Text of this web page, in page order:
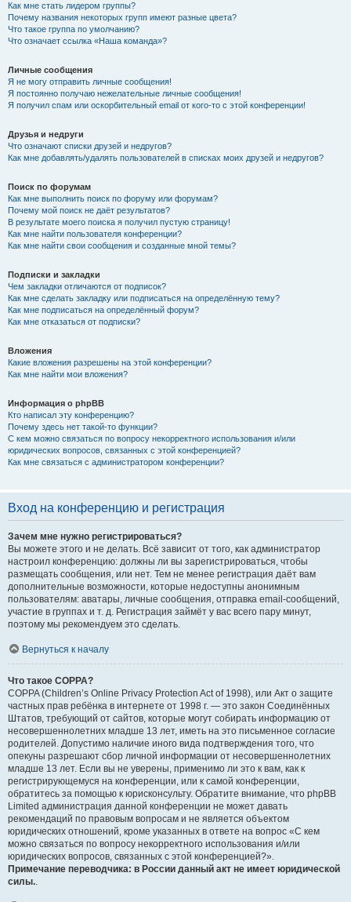
Как мне стать лидером группы?
Почему названия некоторых групп имеют разные цвета?
Что такое группа по умолчанию?
Что означает ссылка «Наша команда»?
Личные сообщения
Я не могу отправить личные сообщения!
Я постоянно получаю нежелательные личные сообщения!
Я получил спам или оскорбительный email от кого-то с этой конференции!
Друзья и недруги
Что означают списки друзей и недругов?
Как мне добавлять/удалять пользователей в списках моих друзей и недругов?
Поиск по форумам
Как мне выполнить поиск по форуму или форумам?
Почему мой поиск не даёт результатов?
В результате моего поиска я получил пустую страницу!
Как мне найти пользователя конференции?
Как мне найти свои сообщения и созданные мной темы?
Подписки и закладки
Чем закладки отличаются от подписок?
Как мне сделать закладку или подписаться на определённую тему?
Как мне подписаться на определённый форум?
Как мне отказаться от подписки?
Вложения
Какие вложения разрешены на этой конференции?
Как мне найти мои вложения?
Информация о phpBB
Кто написал эту конференцию?
Почему здесь нет такой-то функции?
С кем можно связаться по вопросу некорректного использования и/или
юридических вопросов, связанных с этой конференцией?
Как мне связаться с администратором конференции?
Вход на конференцию и регистрация
Зачем мне нужно регистрироваться?
Вы можете этого и не делать. Всё зависит от того, как администратор
настроил конференцию: должны ли вы зарегистрироваться, чтобы
размещать сообщения, или нет. Тем не менее регистрация даёт вам
дополнительные возможности, которые недоступны анонимным
пользователям: аватары, личные сообщения, отправка email-сообщений,
участие в группах и т. д. Регистрация займёт у вас всего пару минут,
поэтому мы рекомендуем это сделать.
Вернуться к началу
Что такое COPPA?
COPPA (Children’s Online Privacy Protection Act of 1998), или Акт о защите
частных прав ребёнка в интернете от 1998 г. — это закон Соединённых
Штатов, требующий от сайтов, которые могут собирать информацию от
несовершеннолетних младше 13 лет, иметь на это письменное согласие
родителей. Допустимо наличие иного вида подтверждения того, что
опекуны разрешают сбор личной информации от несовершеннолетних
младше 13 лет. Если вы не уверены, применимо ли это к вам, как к
регистрирующемуся на конференции, или к самой конференции,
обратитесь за помощью к юрисконсульту. Обратите внимание, что phpBB
Limited администрация данной конференции не может давать
рекомендаций по правовым вопросам и не является объектом
юридических отношений, кроме указанных в ответе на вопрос «С кем
можно связаться по вопросу некорректного использования и/или
юридических вопросов, связанных с этой конференцией?».
Примечание переводчика: в России данный акт не имеет юридической
силы..